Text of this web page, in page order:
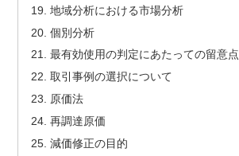
地域分析における市場分析
個別分析
最有効使用の判定にあたっての留意点
取引事例の選択について
原価法
再調達原価
減価修正の目的